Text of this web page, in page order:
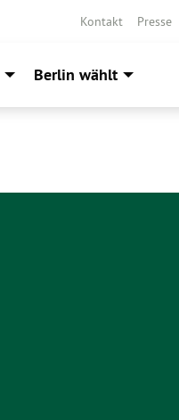
Kontakt Presse
Berlin wählt